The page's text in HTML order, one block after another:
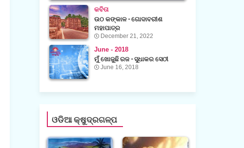
କବିତା
ଉଠ କଙ୍କାଳ - ଗୋଦାବରୀଶ
ମହାପାତ୍ର
December 21, 2022
June - 2018
ମୁଁ ଖୋଜୁଛି ରଜ - ସୁଧାକର ସେଠୀ
June 16, 2018
ଓଡିଆ କ୍ଷୁଦ୍ରଗଳ୍ପ